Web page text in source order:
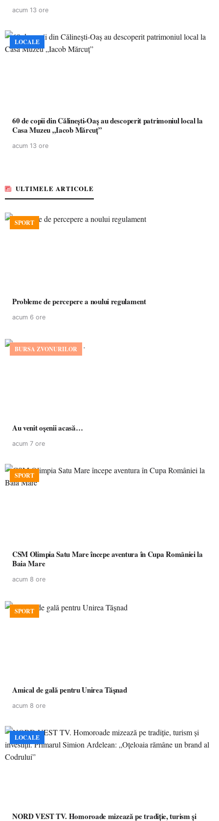
acum 13 ore
LOCALE
60 de copii din Călinești-Oaș au descoperit patrimoniul local la
Casa Muzeu „Iacob Mărcuț”
acum 13 ore
ULTIMELE ARTICOLE
SPORT
Probleme de percepere a noului regulament
acum 6 ore
BURSA ZVONURILOR
Au venit oșenii acasă…
acum 7 ore
SPORT
CSM Olimpia Satu Mare începe aventura în Cupa României la
Baia Mare
acum 8 ore
SPORT
Amical de gală pentru Unirea Tășnad
acum 8 ore
LOCALE
NORD VEST TV. Homoroade mizează pe tradiție, turism și